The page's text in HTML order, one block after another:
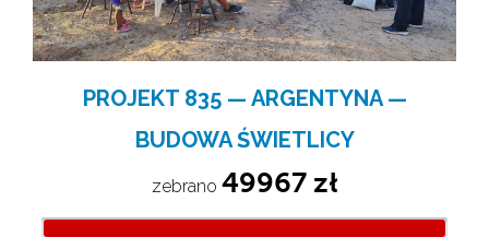
PROJEKT 835 — ARGENTYNA —
BUDOWA ŚWIETLICY
zebrano 49967 zł